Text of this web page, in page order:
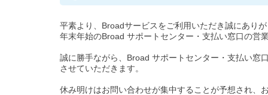
平素より、Broadサービスをご利用いただき誠にあ
年末年始のBroad サポートセンター・支払い窓口の
誠に勝手ながら、Broad サポートセンター・支払い窓
させていただきます。
休み明けはお問い合わせが集中することが予想され、